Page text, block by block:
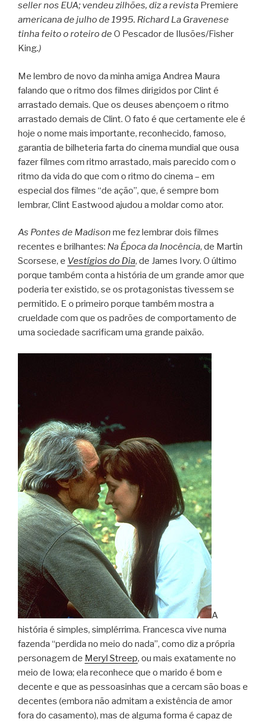
seller nos EUA; vendeu zilhões, diz a revista Premiere
americana de julho de 1995. Richard La Gravenese
tinha feito o roteiro de O Pescador de Ilusões/Fisher
King.)
Me lembro de novo da minha amiga Andrea Maura
falando que o ritmo dos filmes dirigidos por Clint é
arrastado demais. Que os deuses abençoem o ritmo
arrastado demais de Clint. O fato é que certamente ele é
hoje o nome mais importante, reconhecido, famoso,
garantia de bilheteria farta do cinema mundial que ousa
fazer filmes com ritmo arrastado, mais parecido com o
ritmo da vida do que com o ritmo do cinema – em
especial dos filmes “de ação”, que, é sempre bom
lembrar, Clint Eastwood ajudou a moldar como ator.
As Pontes de Madison me fez lembrar dois filmes
recentes e brilhantes: Na Época da Inocência, de Martin
Scorsese, e Vestígios do Dia, de James Ivory. O último
porque também conta a história de um grande amor que
poderia ter existido, se os protagonistas tivessem se
permitido. E o primeiro porque também mostra a
crueldade com que os padrões de comportamento de
uma sociedade sacrificam uma grande paixão.
A
história é simples, simplérrima. Francesca vive numa
fazenda “perdida no meio do nada”, como diz a própria
personagem de Meryl Streep, ou mais exatamente no
meio de Iowa; ela reconhece que o marido é bom e
decente e que as pessoasinhas que a cercam são boas e
decentes (embora não admitam a existência de amor
fora do casamento), mas de alguma forma é capaz de